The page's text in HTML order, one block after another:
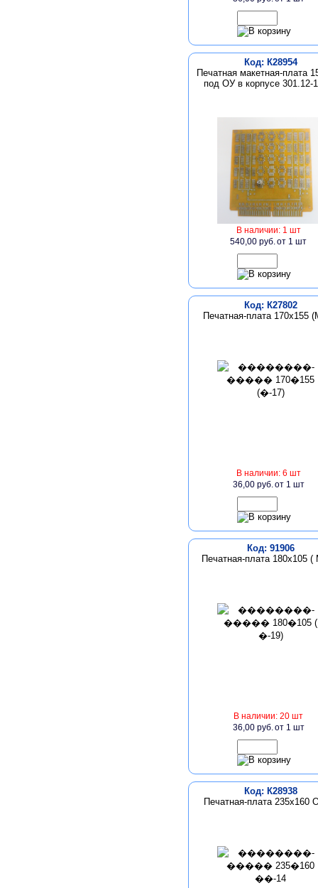
Код: К28954
Печатная макетная-плата
под ОУ в корпусе 301.12-
В наличии: 1 шт
540,00 руб.от 1 шт
Код: К27802
Печатная-плата 170х155
В наличии: 6 шт
36,00 руб.от 1 шт
Код: 91906
Печатная-плата 180х105 (
В наличии: 20 шт
36,00 руб.от 1 шт
Код: К28938
Печатная-плата 235х160